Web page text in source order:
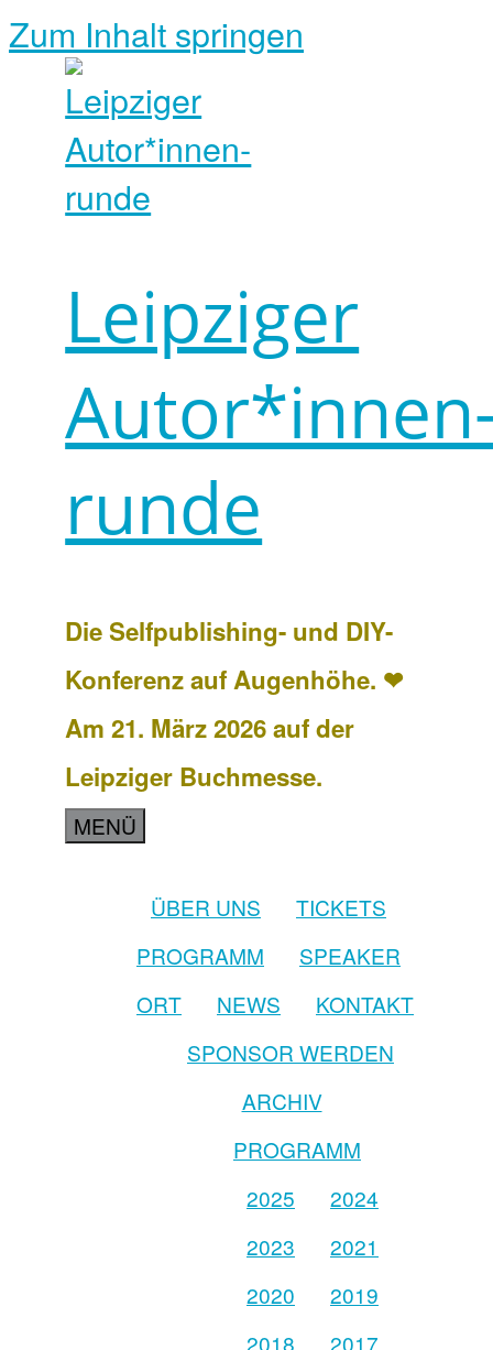
Zum Inhalt springen
Leipziger
runde
Die Selfpublishing- und DIY-
Konferenz auf Augenhöhe. ❤
Am 21. März 2026 auf der
Leipziger Buchmesse.
MENÜ
ÜBER UNS
TICKETS
PROGRAMM
SPEAKER
ORT
NEWS
KONTAKT
SPONSOR WERDEN
ARCHIV
PROGRAMM
2025
2024
2023
2021
2020
2019
2018
2017